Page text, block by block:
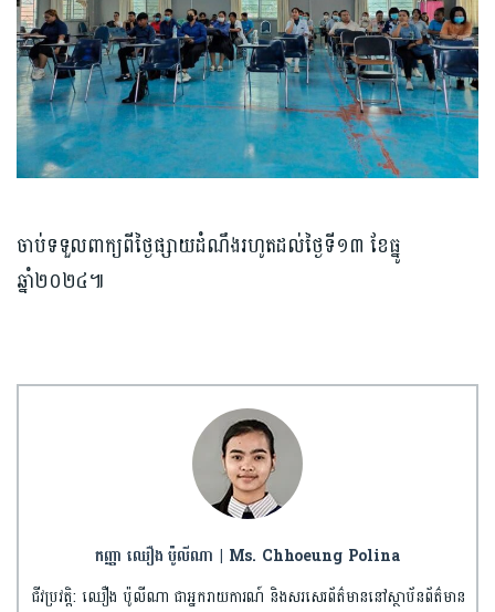
ចាប់ទទួលពាក្យពីថ្ងៃផ្សាយដំណឹងរហូតដល់ថ្ងៃទី១៣ ខែធ្នូ
ឆ្នាំ២០២៤៕
កញ្ញា ឈឿង ប៉ូលីណា | Ms. Chhoeung Polina
ជីវប្រវត្តិ: ឈឿង ប៉ូលីណា ជាអ្នករាយការណ៍ និងសរសេរព័ត៌មាននៅស្ថាប័នព័ត៌មាន